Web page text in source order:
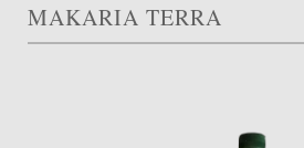
MAKARIA TERRA